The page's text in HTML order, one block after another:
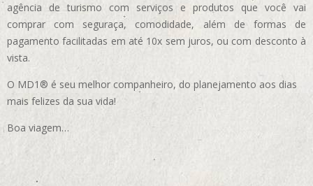
agência de turismo com serviços e produtos que você vai
comprar com seguraça, comodidade, além de formas de
pagamento facilitadas em até 10x sem juros, ou com desconto à
vista.
O MD1® é seu melhor companheiro, do planejamento aos dias
mais felizes da sua vida!
Boa viagem…